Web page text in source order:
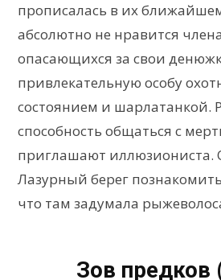
прописалась в их
абсолютно не нравится
опасающихся за свои
привлекательную особу
состоянием и шарлатанкой.
способность общаться с
приглашают иллюзиониста.
Лазурный берег
что там задумала
Зов предков